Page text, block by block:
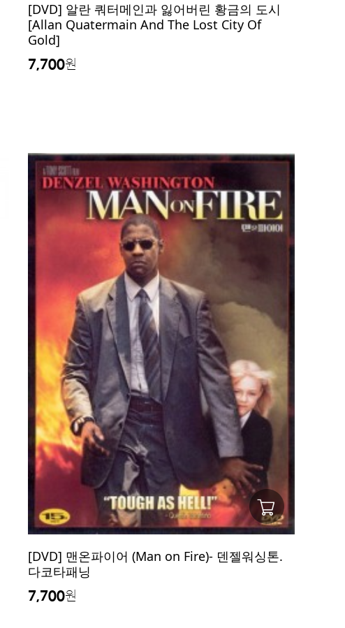
[DVD] 알란 쿼터메인과 잃어버린 황금의 도시
[Allan Quatermain And The Lost City Of
Gold]
7,700원
[DVD] 맨온파이어 (Man on Fire)- 덴젤워싱톤.
다코타패닝
7,700원